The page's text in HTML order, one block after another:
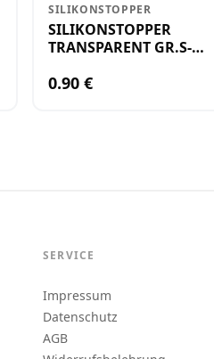
SILIKONSTOPPER
SILIKONSTOPPER
TRANSPARENT GR.S-
0.90 €
SERVICE
Impressum
Datenschutz
AGB